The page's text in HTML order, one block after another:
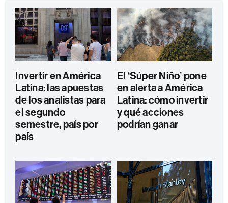
Invertir en América
Latina: las apuestas
de los analistas para
el segundo
semestre, país por
país
El ‘Súper Niño’ pone
en alerta a América
Latina: cómo invertir
y qué acciones
podrían ganar